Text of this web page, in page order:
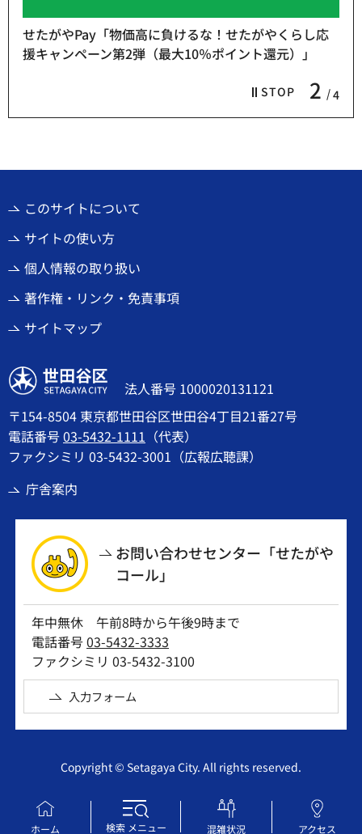
ホーム 検索メニュー 混雑状況 アクセス
STOP 2 4
せたがやPay「物価高に負けるな！せたがやくらし応
援キャンペーン第2弾（最大10％ポイント還元）」
このサイトについて
サイトの使い方
個人情報の取り扱い
著作権・リンク・免責事項
サイトマップ
世田谷区
法人番号 1000020131121
〒154-8504 東京都世田谷区世田谷4丁目21番27号
電話番号03-5432-1111 （代表）
ファクシミリ 03-5432-3001（広報広聴課）
庁舎案内
お問い合わせセンター「せたがや
コール」
年中無休 午前8時から午後9時まで
電話番号03-5432-3333
ファクシミリ 03-5432-3100
入力フォーム
Copyright © Setagaya City. All rights reserved.